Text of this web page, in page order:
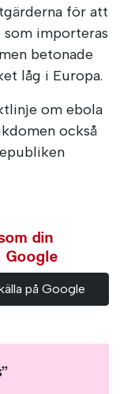
för att
importeras
betonade
låg i Europa.
om ebola
också
din
Google
på Google